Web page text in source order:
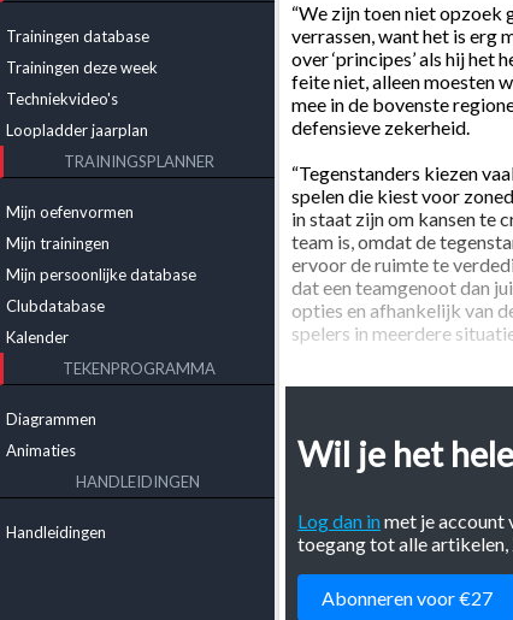
Trainingen database
Trainingen deze week
Techniekvideo's
Loopladder jaarplan
TRAININGSPLANNER
Mijn oefenvormen
Mijn trainingen
Mijn persoonlijke database
Clubdatabase
Kalender
TEKENPROGRAMMA
Diagrammen
Animaties
HANDLEIDINGEN
Handleidingen
“We zijn toen niet opzoek
verrassen, want het is erg
over ‘principes’ als hij het
feite niet, alleen moesten
mee in de bovenste
defensieve zekerheid.
“Tegenstanders kiezen
spelen die kiest voor
in staat zijn om kansen te
team is, omdat de
ervoor de ruimte te
dat een teamgenoot dan
opties en afhankelijk van
spelers in meerdere
belangrijkste en spelers
om tactisch gezien de
TRAINING 1
VOETBALPROBLEEM:
vanuit de omschakeling
kunnen we kwetsbaar zijn.
Wil je het
Log dan inmet je account
toegang tot alle artikelen,
Abonneren voor €27